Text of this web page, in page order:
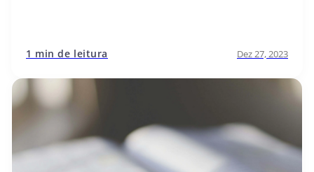
1 min de leitura Dez 27, 2023